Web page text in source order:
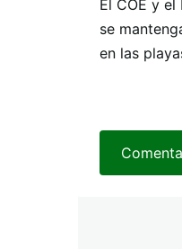
El COE y
se
en las